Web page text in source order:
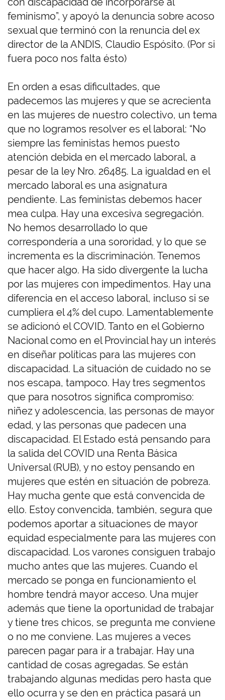
feminismo”, y apoyó la denuncia sobre acoso
sexual que terminó con la renuncia del ex
director de la ANDIS, Claudio Espósito. (Por si
fuera poco nos falta ésto)
En orden a esas dificultades, que
padecemos las mujeres y que se acrecienta
en las mujeres de nuestro colectivo, un tema
que no logramos resolver es el laboral: “No
siempre las feministas hemos puesto
atención debida en el mercado laboral, a
pesar de la ley Nro. 26485. La igualdad en el
mercado laboral es una asignatura
pendiente. Las feministas debemos hacer
mea culpa. Hay una excesiva segregación.
No hemos desarrollado lo que
correspondería a una sororidad, y lo que se
incrementa es la discriminación. Tenemos
que hacer algo. Ha sido divergente la lucha
por las mujeres con impedimentos. Hay una
diferencia en el acceso laboral, incluso si se
cumpliera el 4% del cupo. Lamentablemente
se adicionó el COVID. Tanto en el Gobierno
Nacional como en el Provincial hay un interés
en diseñar políticas para las mujeres con
discapacidad. La situación de cuidado no se
nos escapa, tampoco. Hay tres segmentos
que para nosotros significa compromiso:
niñez y adolescencia, las personas de mayor
edad, y las personas que padecen una
discapacidad. El Estado está pensando para
la salida del COVID una Renta Básica
Universal (RUB), y no estoy pensando en
mujeres que estén en situación de pobreza.
Hay mucha gente que está convencida de
ello. Estoy convencida, también, segura que
podemos aportar a situaciones de mayor
equidad especialmente para las mujeres con
discapacidad. Los varones consiguen trabajo
mucho antes que las mujeres. Cuando el
mercado se ponga en funcionamiento el
hombre tendrá mayor acceso. Una mujer
además que tiene la oportunidad de trabajar
y tiene tres chicos, se pregunta me conviene
o no me conviene. Las mujeres a veces
parecen pagar para ir a trabajar. Hay una
cantidad de cosas agregadas. Se están
trabajando algunas medidas pero hasta que
ello ocurra y se den en práctica pasará un